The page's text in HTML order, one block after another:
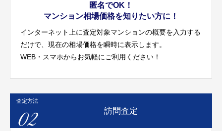
匿名でOK！
マンション相場価格を知りたい方に！
インターネット上に査定対象マンションの概要を入力する
だけで、現在の相場価格を瞬時に表示します。
WEB・スマホからお気軽にご利用ください！
査定方法
02 訪問査定